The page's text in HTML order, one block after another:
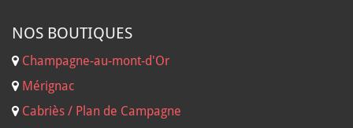
NOS BOUTIQUES
Champagne-au-mont-d'Or
Mérignac
Cabriès / Plan de Campagne